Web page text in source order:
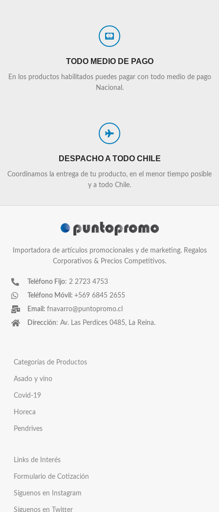
TODO MEDIO DE PAGO
En los productos habilitados puedes pagar con todo medio de pago
Nacional.
DESPACHO A TODO CHILE
Coordinamos la entrega de tu producto, en el menor tiempo posible
y a todo Chile.
Importadora de artículos promocionales y de marketing. Regalos
Corporativos & Precios Competitivos.
Teléfono Fijo: 2 2723 4753
Teléfono Móvil: +569 6845 2655
Email: fnavarro@puntopromo.cl
Dirección: Av. Las Perdices 0485, La Reina.
Categorías de Productos
Asado y vino
Covid-19
Horeca
Pendrives
Links de Interés
Formulario de Cotización
Síguenos en Instagram
Síguenos en Twitter